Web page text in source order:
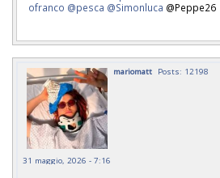
ofranco @pesca @Simonluca @Peppe26
mariomatt Posts: 12198
31 maggio, 2026 - 7:16